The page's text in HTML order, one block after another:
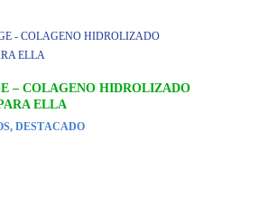
– COLAGENO HIDROLIZADO
ELLA
,DESTACADO